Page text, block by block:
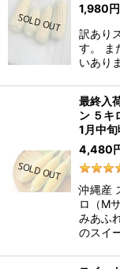
1,980円
訳あり
す。 ま
いあり
最終入
ン ５
1月中
4,480
沖縄産
ロ（M
みあふ
のスイ